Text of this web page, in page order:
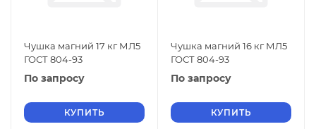
Чушка магний 17 кг МЛ5
ГОСТ 804-93
По запросу
КУПИТЬ
Чушка магний 16 кг МЛ5
ГОСТ 804-93
По запросу
КУПИТЬ